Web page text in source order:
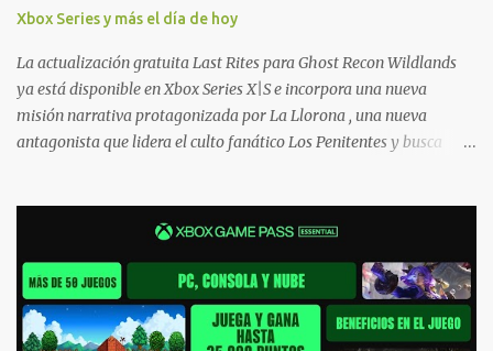
Ofertas - Estados Unidos Ofertas - España Todas las ofertas de
Xbox One también aplican a Xbox Series, a excepción de los jue...
Xbox Series y más el día de hoy
La actualización gratuita Last Rites para Ghost Recon Wildlands
ya está disponible en Xbox Series X|S e incorpora una nueva
misión narrativa protagonizada por La Llorona , una nueva
antagonista que lidera el culto fanático Los Penitentes y busca
Predator , uno de los desafíos más recordados por la comunidad,
junto con múltiples mejoras centradas en ampliar la libertad de
juego. Uno de los aspectos más importantes de Last Rites es la
gran cantidad de opciones de personalización incorporadas. Ahora
es posible ocultar más elementos de la interfaz, incluyendo las